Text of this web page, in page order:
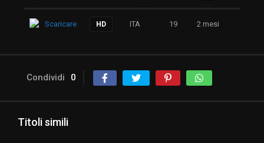
Scaricare HD ITA 19 2 mesi
Condividi 0
Titoli simili